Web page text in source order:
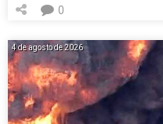
0
4 de agosto de 2026